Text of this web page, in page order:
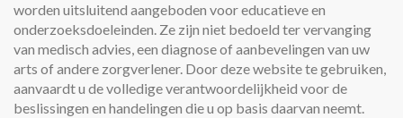
worden uitsluitend aangeboden voor educatieve en
onderzoeksdoeleinden. Ze zijn niet bedoeld ter vervanging
van medisch advies, een diagnose of aanbevelingen van uw
arts of andere zorgverlener. Door deze website te gebruiken,
aanvaardt u de volledige verantwoordelijkheid voor de
beslissingen en handelingen die u op basis daarvan neemt.